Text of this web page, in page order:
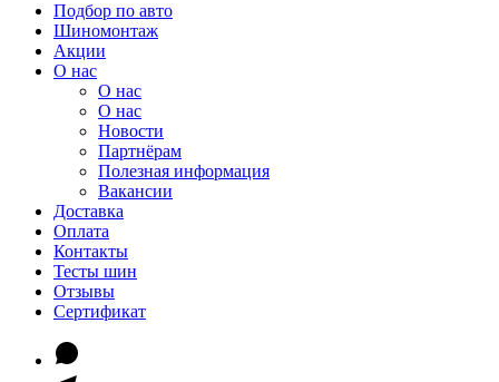
Подбор по авто
Шиномонтаж
Акции
О нас
О нас
О нас
Новости
Партнёрам
Полезная информация
Вакансии
Доставка
Оплата
Контакты
Тесты шин
Отзывы
Сертификат